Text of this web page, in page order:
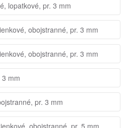
lopatkové, pr. 3 mm
obojstranné, pr. 3 mm
obojstranné, pr. 3 mm
mm
pr. 3 mm
obojstranné, pr. 5 mm